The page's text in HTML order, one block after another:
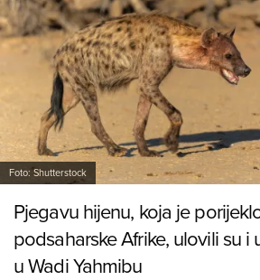
Foto: Shutterstock
Pjegavu hijenu, koja je
podsaharske Afrike, ulovili su i
u Wadi Yahmibu